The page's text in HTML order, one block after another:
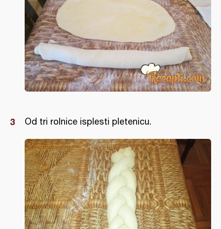
Od tri rolnice isplesti pletenicu.